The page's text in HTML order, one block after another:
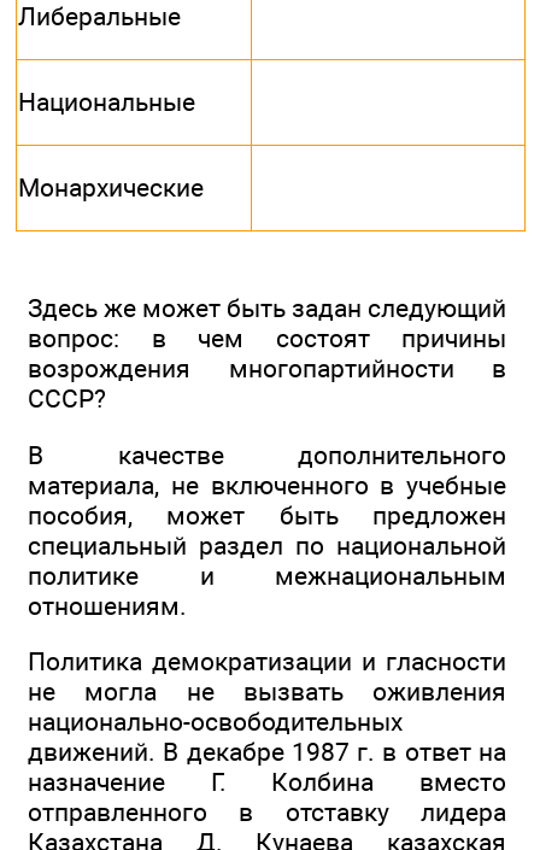
Либеральные
Национальные
Монархические
Здесь же может быть задан следующий
вопрос: в чем состоят причины
возрождения многопартийности в
СССР?
В качестве дополнительного
материала, не включенного в учебные
пособия, может быть предложен
специальный раздел по национальной
политике и межнациональным
отношениям.
Политика демократизации и гласности
не могла не вызвать оживления
национально-освободительных
движений. В декабре 1987 г. в ответ на
назначение Г. Колбина вместо
отправленного в отставку лидера
Казахстана Д. Кунаева казахская